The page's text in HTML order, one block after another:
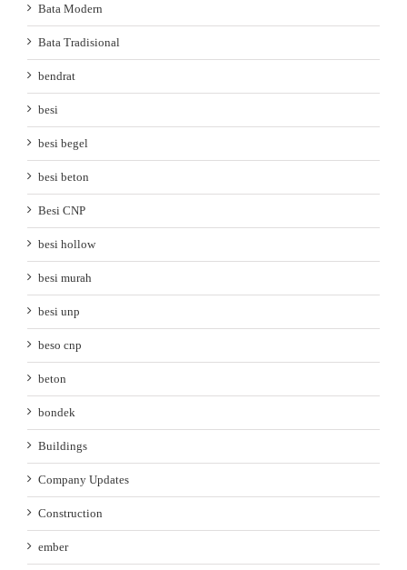
Bata Modern
Bata Tradisional
bendrat
besi
besi begel
besi beton
Besi CNP
besi hollow
besi murah
besi unp
beso cnp
beton
bondek
Buildings
Company Updates
Construction
ember